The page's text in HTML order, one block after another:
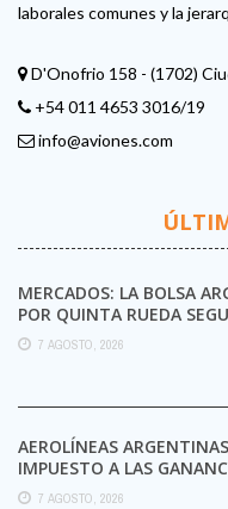
laborales comunes y la
D'Onofrio 158 - (1702)
+54 011 4653 3016/19
info@aviones.com
MERCADOS: LA BOLSA
POR QUINTA RUEDA
RIESGO PAÍS TOCÓ UN ...
7 AGOSTO, 2026
AEROLÍNEAS
IMPUESTO A LAS
PRIMERA VEZ EN SU
7 AGOSTO, 2026